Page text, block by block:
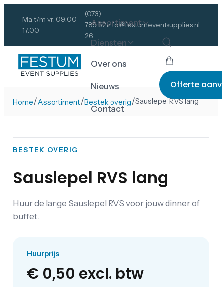
Ma t/m vr: 09:00 -
17:00
(073)
785 52
26
info@festumeventsupplies.nl
Assortiment
Diensten
Over ons
Nieuws
Contact
Offerte
Home/Assortiment/Bestek overig/Sauslepel RVS lang
BESTEK OVERIG
Sauslepel RVS lang
Huur de lange Sauslepel RVS voor jouw dinner of
buffet.
Huurprijs
€ 0,50 excl. btw